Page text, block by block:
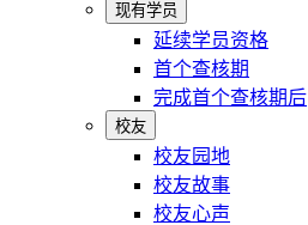
现有学员
延续学员资格
首个查核期
完成首个查核期后
校友
校友园地
校友故事
校友心声